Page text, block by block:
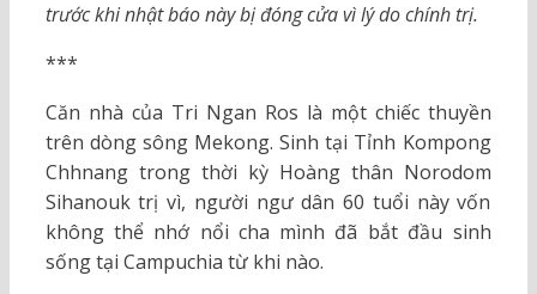
trước khi nhật báo này bị đóng cửa vì lý do chính trị.
***
Căn nhà của Tri Ngan Ros là một chiếc thuyền
trên dòng sông Mekong. Sinh tại Tỉnh Kompong
Chhnang trong thời kỳ Hoàng thân Norodom
Sihanouk trị vì, người ngư dân 60 tuổi này vốn
không thể nhớ nổi cha mình đã bắt đầu sinh
sống tại Campuchia từ khi nào.